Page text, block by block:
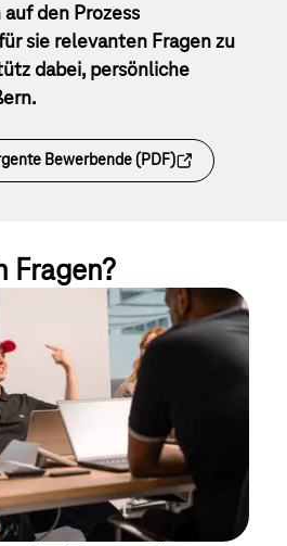
den Prozess
sie relevanten Fragen zu
dabei, persönliche
Bewerbende (PDF)
Fragen?